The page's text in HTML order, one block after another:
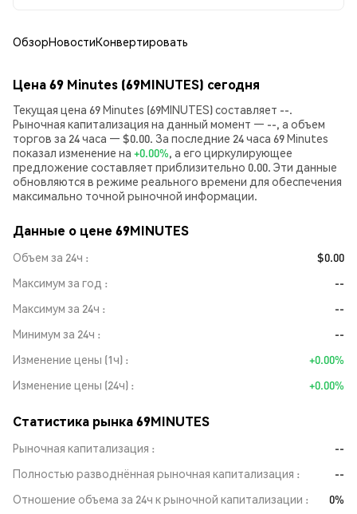
ОбзорНовостиКонвертировать
Цена 69 Minutes (69MINUTES) сегодня
Текущая цена 69 Minutes (69MINUTES) составляет --.
Рыночная капитализация на данный момент — --, а объем
торгов за 24 часа — $0.00. За последние 24 часа 69 Minutes
показал изменение на +0.00%, а его циркулирующее
предложение составляет приблизительно 0.00. Эти данные
обновляются в режиме реального времени для обеспечения
максимально точной рыночной информации.
Данные о цене 69MINUTES
Объем за 24ч
$0.00
Максимум за год
--
Максимум за 24ч
--
Минимум за 24ч
--
Изменение цены (1ч)
+0.00%
Изменение цены (24ч)
+0.00%
Статистика рынка 69MINUTES
Рыночная капитализация
--
Полностью разводнённая рыночная капитализация
--
Отношение объема за 24ч к рыночной капитализации
0%